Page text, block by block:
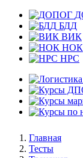
БДД
ВИК
НОК
НРС
Главная
Тесты